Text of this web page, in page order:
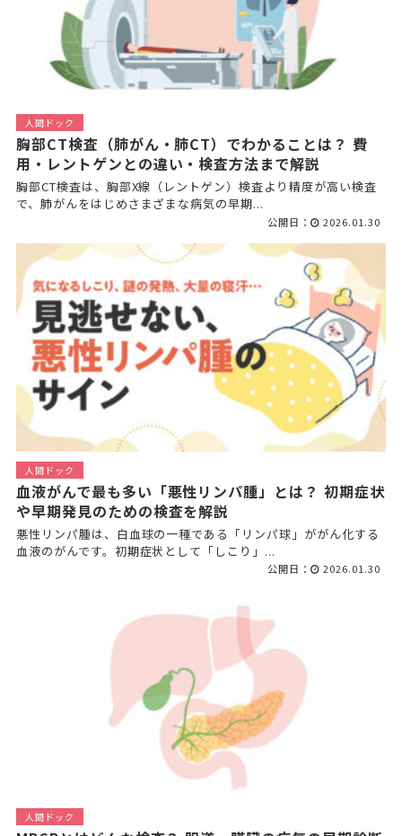
人間ドック
胸部CT検査（肺がん・肺CT）でわかることは？ 費
用・レントゲンとの違い・検査方法まで解説
胸部CT検査は、胸部X線（レントゲン）検査より精度が高い検査
で、肺がんをはじめさまざまな病気の早期...
公開日： 2026.01.30
人間ドック
血液がんで最も多い「悪性リンパ腫」とは？ 初期症状
や早期発見のための検査を解説
悪性リンパ腫は、白血球の一種である「リンパ球」ががん化する
血液のがんです。初期症状として「しこり」...
公開日： 2026.01.30
人間ドック